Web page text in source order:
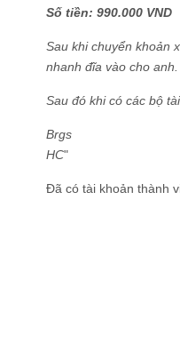
Số tiền: 990.000 VND
Sau khi chuyển khoản
nhanh đĩa vào cho anh.
Sau đó khi có các bộ
Brgs
HC"
Đã có tài khoản thành